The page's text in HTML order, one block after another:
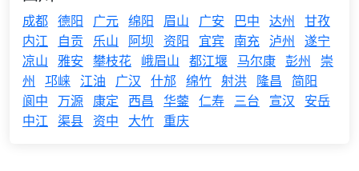
成都 德阳 广元 绵阳 眉山 广安 巴中 达州 甘孜
内江
自贡 乐山 阿坝 资阳 宜宾 南充 泸州 遂宁
凉山 雅安 攀枝花 峨眉山 都江堰 马尔康 彭州
崇
州 邛崃 江油 广汉 什邡 绵竹 射洪 隆昌
简阳
阆中
万源 康定 西昌 华蓥 仁寿 三台 宣汉
安岳
中江
渠县 资中 大竹 重庆